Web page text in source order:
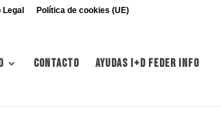
Política de cookies (UE)
Contacto Ayudas I+d FEDER INFO